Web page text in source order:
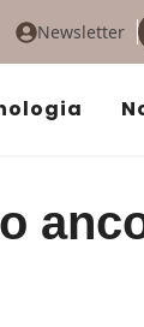
Newsletter